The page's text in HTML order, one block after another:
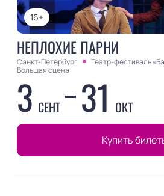
16+
НЕПЛОХИЕ ПАРНИ
Санкт-Петербург
Театр-фестиваль
Большая сцена
3 СЕНТ 31 ОКТ
Купить